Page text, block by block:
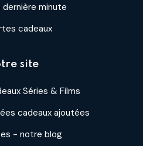
dernière minute
cadeaux
site
Séries & Films
cadeaux ajoutées
- notre blog